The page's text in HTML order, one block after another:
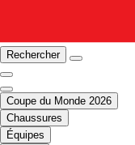
Rechercher
Coupe du Monde 2026
Chaussures
Équipes